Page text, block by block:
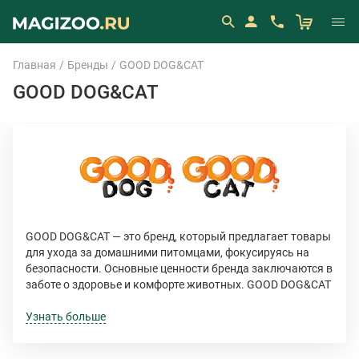
Главная Бренды GOOD DOG&CAT
GOOD DOG&CAT
GOOD DOG&CAT — это бренд, который предлагает товары
для ухода за домашними питомцами, фокусируясь на
безопасности. Основные ценности бренда заключаются в
заботе о здоровье и комфорте животных. GOOD DOG&CAT
поддерживать гигиену, благополучие питомцев,
Узнать больше